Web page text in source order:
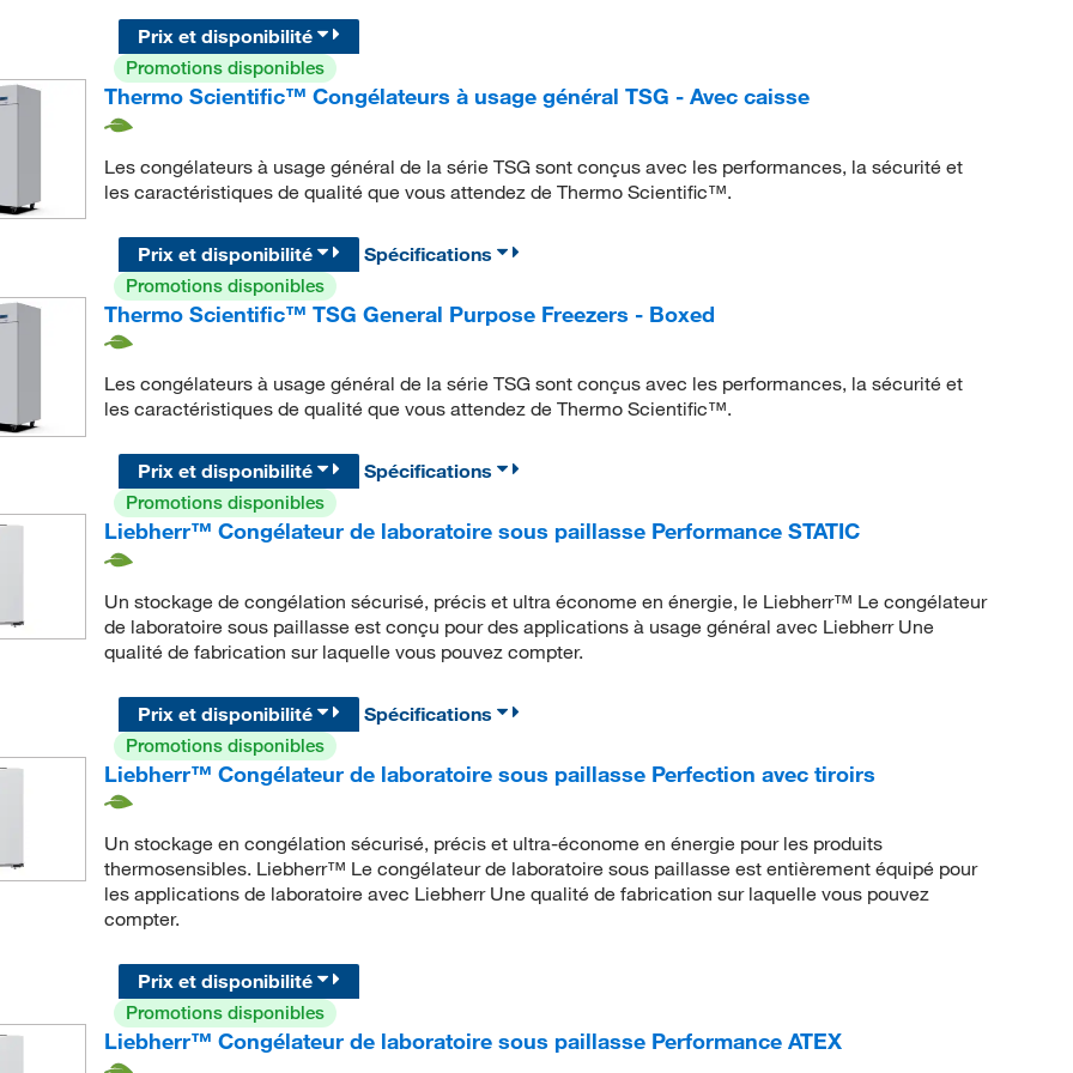
Prix et disponibilité
Promotions disponibles
Thermo Scientific™ Congélateurs à usage général TSG - Avec caisse
Les congélateurs à usage général de la série TSG sont conçus avec les performances, la sécurité et
les caractéristiques de qualité que vous attendez de Thermo Scientific™.
Prix et disponibilité
Spécifications
Promotions disponibles
Thermo Scientific™ TSG General Purpose Freezers - Boxed
Les congélateurs à usage général de la série TSG sont conçus avec les performances, la sécurité et
les caractéristiques de qualité que vous attendez de Thermo Scientific™.
Prix et disponibilité
Spécifications
Promotions disponibles
Liebherr™ Congélateur de laboratoire sous paillasse Performance STATIC
Un stockage de congélation sécurisé, précis et ultra économe en énergie, le Liebherr™ Le congélateur
de laboratoire sous paillasse est conçu pour des applications à usage général avec Liebherr Une
qualité de fabrication sur laquelle vous pouvez compter.
Prix et disponibilité
Spécifications
Promotions disponibles
Liebherr™ Congélateur de laboratoire sous paillasse Perfection avec tiroirs
Un stockage en congélation sécurisé, précis et ultra-économe en énergie pour les produits
thermosensibles. Liebherr™ Le congélateur de laboratoire sous paillasse est entièrement équipé pour
les applications de laboratoire avec Liebherr Une qualité de fabrication sur laquelle vous pouvez
compter.
Prix et disponibilité
Promotions disponibles
Liebherr™ Congélateur de laboratoire sous paillasse Performance ATEX